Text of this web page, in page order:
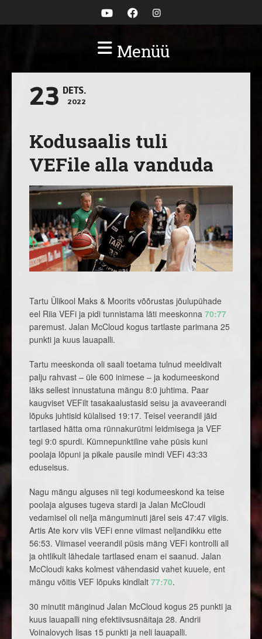
Menüü
23 DETS.
2022
Kodusaalis tuli
VEFile alla vanduda
Tartu Ülikool Maks & Moorits võõrustas jõulupühade
eel Riia VEFi ja pidi tunnistama läti meeskonna 70:77
paremust. Jalan McCloud kogus tartlaste parimana 25
punkti ja kuus lauapalli.
Tartu meeskonda oli saali toetama tulnud meeldivalt
palju rahvast – üle 600 inimese – ja kodumeeskond
läks sellest innustatuna mängu 8:0 juhtima. Paar
kaugviset VEFilt tasakaalustasid seisu ja avaveerandi
lõpuks juhtisid külalised 19:17. Teisel veerandil jäid
tartlased hätta oma rünnakurütmi leidmisega ja VEF
tegi 9:0 spurdi. Kümnepunktiline vahe püsis kuni
poolaja lõpuni ja pikale pausile mindi VEFi 43:33
eduseisus.
Nagu mängu alguses nii tegi kodumeeskond ka teise
poolaja alguses tugeva stardi ja Jalan McCloudi
vedamisel oli nelja mänguminuti järel seis 47:47 viigis.
Artis Ate korv viis VEFi enne viimast neljandikku ette
56:53. Viimasel veerandil püsis mäng VEFi kontrolli all
ja ohtlikult lähedale tartlased enam ei saanud. Jalan
McCloudi kaks kolmest vähendasid vahet kuuele, ent
mängu võitis VEF lõpuks kindlalt 77:70.
30 minutit mänginud Jalan McCloud kogus 25 punkti ja
kuus lauapalli ning efektiivsusnäitaja 28. Andrii
Voinalovych lisas 15 punkti ja neli lauapalli.